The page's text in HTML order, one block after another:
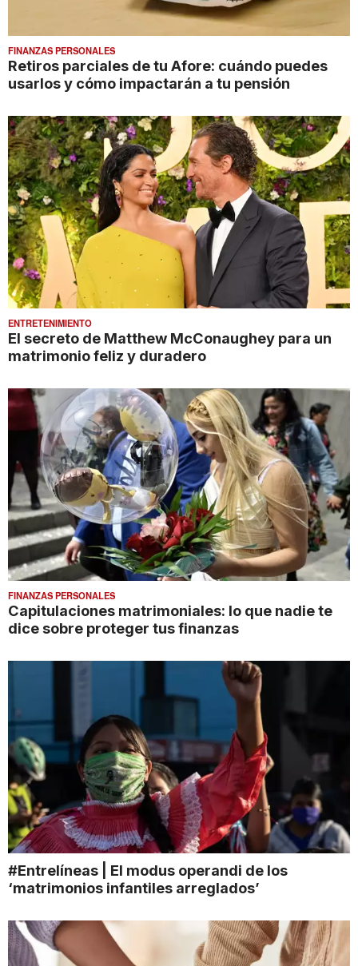
FINANZAS PERSONALES
Retiros parciales de tu Afore: cuándo puedes
usarlos y cómo impactarán a tu pensión
ENTRETENIMIENTO
El secreto de Matthew McConaughey para un
matrimonio feliz y duradero
FINANZAS PERSONALES
Capitulaciones matrimoniales: lo que nadie te
dice sobre proteger tus finanzas
#Entrelíneas | El modus operandi de los
‘matrimonios infantiles arreglados’